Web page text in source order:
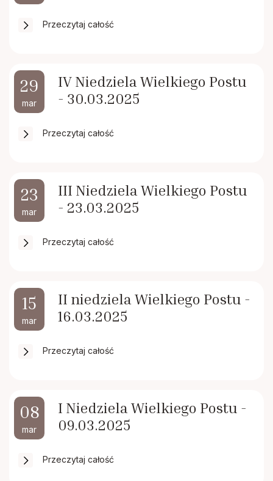
Rada Duszpasterska i Gospodarcza
Przeczytaj całość
29
mar
IV Niedziela Wielkiego Postu
- 30.03.2025
Przeczytaj całość
23
mar
III Niedziela Wielkiego Postu
- 23.03.2025
Przeczytaj całość
15
mar
II niedziela Wielkiego Postu -
16.03.2025
Przeczytaj całość
08
mar
I Niedziela Wielkiego Postu -
09.03.2025
Przeczytaj całość